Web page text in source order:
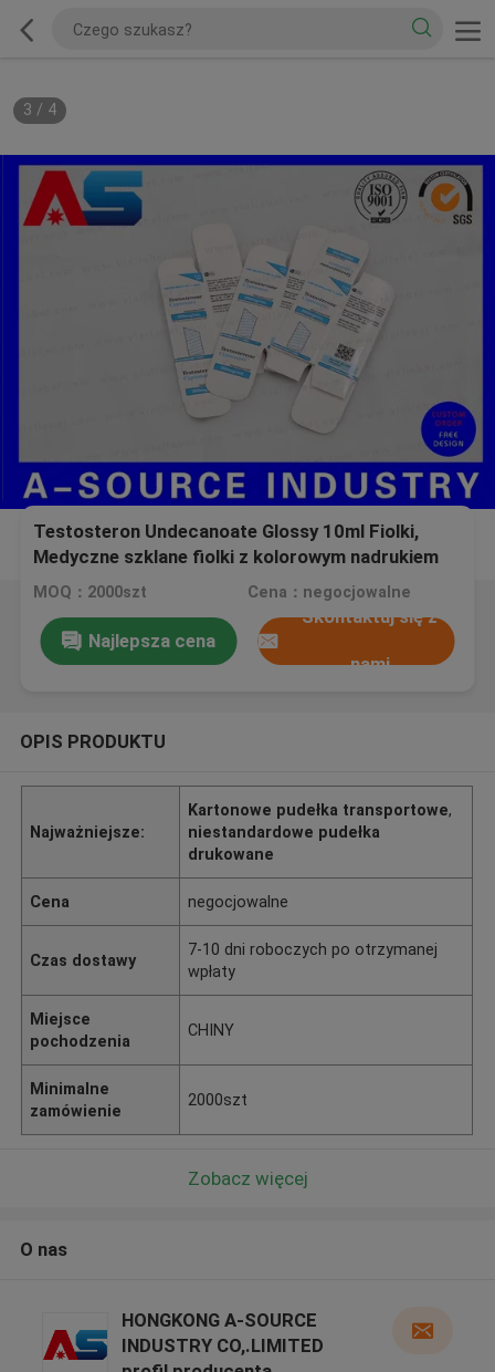
3 / 4
Testosteron Undecanoate Glossy 10ml Fiolki,
Medyczne szklane fiolki z kolorowym nadrukiem
MOQ：2000szt Cena：negocjowalne
Najlepsza cena
Skontaktuj się z
nami
OPIS PRODUKTU
Najważniejsze:
Kartonowe pudełka transportowe,
niestandardowe pudełka
drukowane
Cena negocjowalne
Czas dostawy
7-10 dni roboczych po otrzymanej
wpłaty
Miejsce
pochodzenia
CHINY
Minimalne
zamówienie
2000szt
Zobacz więcej
O nas
HONGKONG A-SOURCE
INDUSTRY CO,.LIMITED